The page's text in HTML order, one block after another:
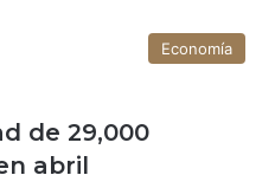
Economía
de 29,000
abril